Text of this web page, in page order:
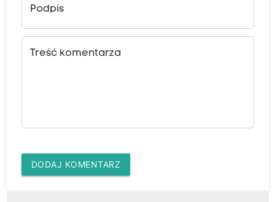
Podpis
Treść komentarza
DODAJ KOMENTARZ